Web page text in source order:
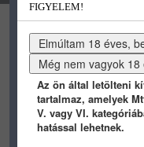
kategóriák
youtube
FIGYELEM!
Az ön által letölteni
tartalmaz, amelyek
V. vagy VI.
hatással lehetnek.